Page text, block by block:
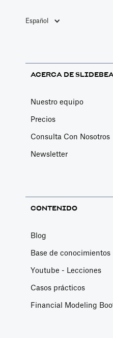
Español
ACERCA DE
Nuestro equipo
Precios
Consulta Con Nosotros
Newsletter
CONTENIDO
Blog
Base de conocimientos
Youtube - Lecciones
Casos prácticos
Financial Modeling